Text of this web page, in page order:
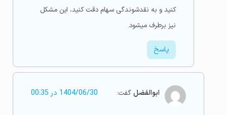
کنید و به نقدشوندگی سهام دقت کنید، این مشکل
نیز برطرف میشود.
پاسخ
ابوالفضلگفت: 1404/06/30 در 00:35